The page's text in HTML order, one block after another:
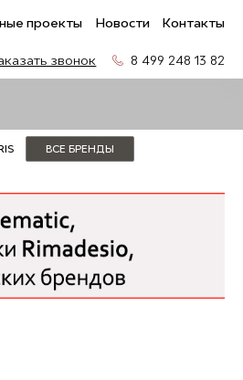
проекты Новости Контакты
звонок 8 499 248 13 82
ВСЕ БРЕНДЫ